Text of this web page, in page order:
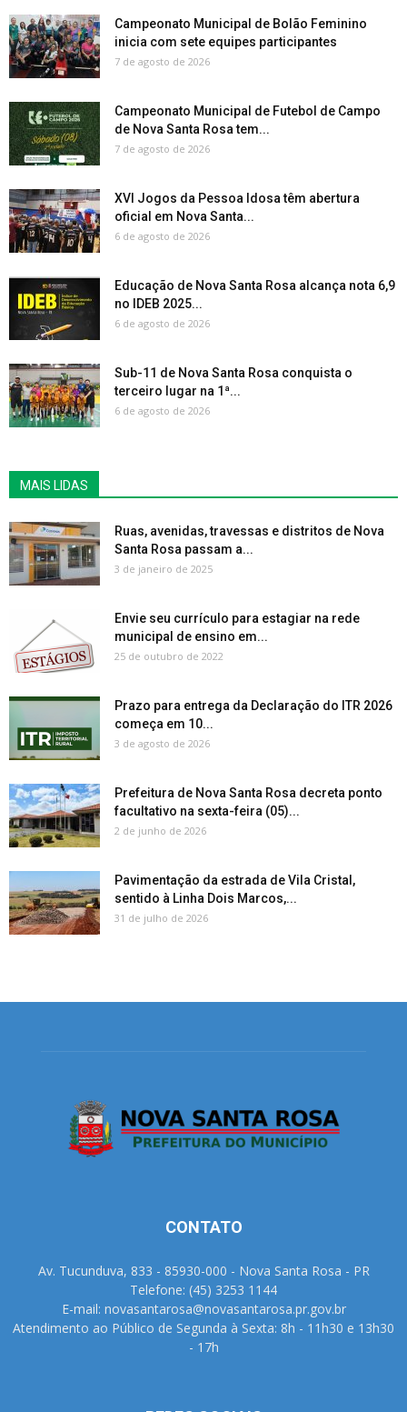
Campeonato Municipal de Bolão Feminino
inicia com sete equipes participantes
7 de agosto de 2026
Campeonato Municipal de Futebol de Campo
de Nova Santa Rosa tem...
7 de agosto de 2026
XVI Jogos da Pessoa Idosa têm abertura
oficial em Nova Santa...
6 de agosto de 2026
Educação de Nova Santa Rosa alcança nota 6,9
no IDEB 2025...
6 de agosto de 2026
Sub-11 de Nova Santa Rosa conquista o
terceiro lugar na 1ª...
6 de agosto de 2026
MAIS LIDAS
Ruas, avenidas, travessas e distritos de Nova
Santa Rosa passam a...
3 de janeiro de 2025
Envie seu currículo para estagiar na rede
municipal de ensino em...
25 de outubro de 2022
Prazo para entrega da Declaração do ITR 2026
começa em 10...
3 de agosto de 2026
Prefeitura de Nova Santa Rosa decreta ponto
facultativo na sexta-feira (05)...
2 de junho de 2026
Pavimentação da estrada de Vila Cristal,
sentido à Linha Dois Marcos,...
31 de julho de 2026
CONTATO
Av. Tucunduva, 833 - 85930-000 - Nova Santa Rosa - PR
Telefone: (45) 3253 1144
E-mail: novasantarosa@novasantarosa.pr.gov.br
Atendimento ao Público de Segunda à Sexta: 8h - 11h30 e 13h30
- 17h